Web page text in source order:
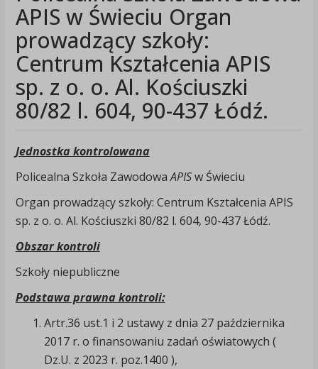
APIS w Świeciu Organ
prowadzący szkoły:
Centrum Kształcenia APIS
sp. z o. o. Al. Kościuszki
80/82 l. 604, 90-437 Łódź.
Jednostka kontrolowana
Policealna Szkoła ZawodowaAPISw Świeciu
Organ prowadzący szkoły: Centrum Kształcenia APIS
sp. z o. o. Al. Kościuszki 80/82 l. 604, 90-437 Łódź.
Obszar kontroli
Szkoły niepubliczne
Podstawa prawna kontroli:
Artr.36 ust.1 i 2 ustawy z dnia 27 października
2017 r. o finansowaniu zadań oświatowych (
Dz.U. z 2023 r. poz.1400 ),